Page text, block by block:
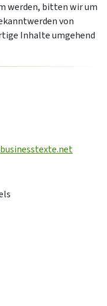
werden, bitten wir um
von
Inhalte umgehend